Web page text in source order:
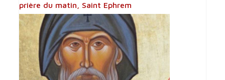
prière du matin, Saint Ephrem